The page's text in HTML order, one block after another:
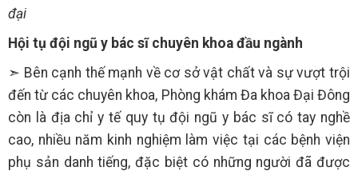
đại
Hội tụ đội ngũ y bác sĩ chuyên khoa đầu ngành
➣ Bên cạnh thế mạnh về cơ sở vật chất và sự vượt trội
đến từ các chuyên khoa, Phòng khám Đa khoa Đại Đông
còn là địa chỉ y tế quy tụ đội ngũ y bác sĩ có tay nghề
cao, nhiều năm kinh nghiệm làm việc tại các bệnh viện
phụ sản danh tiếng, đặc biệt có những người đã được